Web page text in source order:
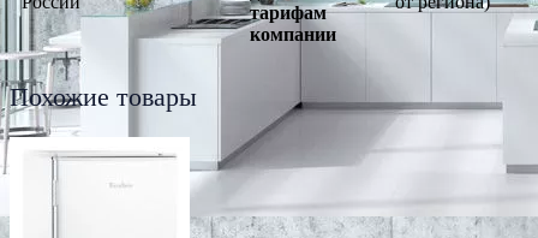
тарифам
компании
Похожие товары